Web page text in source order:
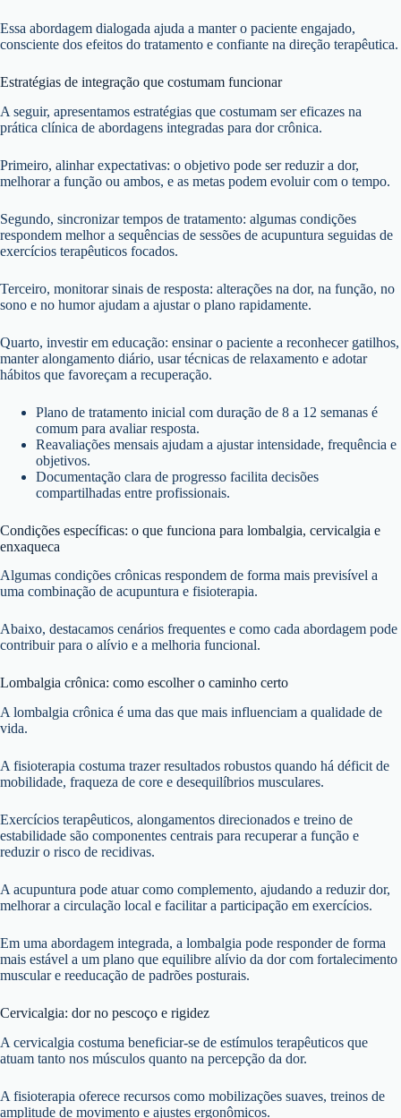
Essa abordagem dialogada ajuda a manter o paciente engajado,
consciente dos efeitos do tratamento e confiante na direção terapêutica.
Estratégias de integração que costumam funcionar
A seguir, apresentamos estratégias que costumam ser eficazes na
prática clínica de abordagens integradas para dor crônica.
Primeiro, alinhar expectativas: o objetivo pode ser reduzir a dor,
melhorar a função ou ambos, e as metas podem evoluir com o tempo.
Segundo, sincronizar tempos de tratamento: algumas condições
respondem melhor a sequências de sessões de acupuntura seguidas de
exercícios terapêuticos focados.
Terceiro, monitorar sinais de resposta: alterações na dor, na função, no
sono e no humor ajudam a ajustar o plano rapidamente.
Quarto, investir em educação: ensinar o paciente a reconhecer gatilhos,
manter alongamento diário, usar técnicas de relaxamento e adotar
hábitos que favoreçam a recuperação.
Plano de tratamento inicial com duração de 8 a 12 semanas é
comum para avaliar resposta.
Reavaliações mensais ajudam a ajustar intensidade, frequência e
objetivos.
Documentação clara de progresso facilita decisões
compartilhadas entre profissionais.
Condições específicas: o que funciona para lombalgia, cervicalgia e
enxaqueca
Algumas condições crônicas respondem de forma mais previsível a
uma combinação de acupuntura e fisioterapia.
Abaixo, destacamos cenários frequentes e como cada abordagem pode
contribuir para o alívio e a melhoria funcional.
Lombalgia crônica: como escolher o caminho certo
A lombalgia crônica é uma das que mais influenciam a qualidade de
vida.
A fisioterapia costuma trazer resultados robustos quando há déficit de
mobilidade, fraqueza de core e desequilíbrios musculares.
Exercícios terapêuticos, alongamentos direcionados e treino de
estabilidade são componentes centrais para recuperar a função e
reduzir o risco de recidivas.
A acupuntura pode atuar como complemento, ajudando a reduzir dor,
melhorar a circulação local e facilitar a participação em exercícios.
Em uma abordagem integrada, a lombalgia pode responder de forma
mais estável a um plano que equilibre alívio da dor com fortalecimento
muscular e reeducação de padrões posturais.
Cervicalgia: dor no pescoço e rigidez
A cervicalgia costuma beneficiar-se de estímulos terapêuticos que
atuam tanto nos músculos quanto na percepção da dor.
A fisioterapia oferece recursos como mobilizações suaves, treinos de
amplitude de movimento e ajustes ergonômicos.